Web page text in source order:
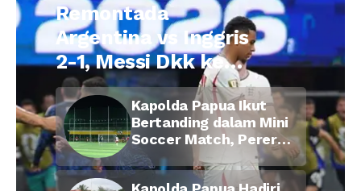
Remontada
Argentina vs Inggris
2-1, Messi Dkk ke
Final Piala Dunia
2026
Kapolda Papua Ikut
Bertanding dalam Mini
Soccer Match, Pererat
Kebersamaan Personel
di Bulan Ramadan